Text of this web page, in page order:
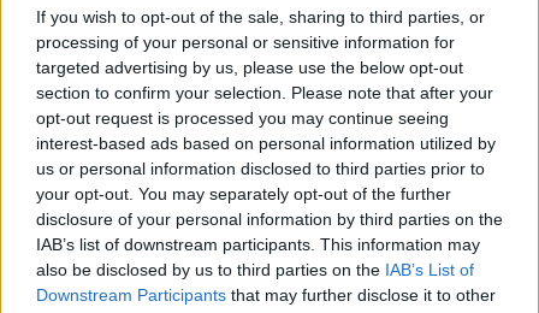
If you wish to opt-out of the sale, sharing to third parties, or
processing of your personal or sensitive information for
targeted advertising by us, please use the below opt-out
section to confirm your selection. Please note that after your
opt-out request is processed you may continue seeing
interest-based ads based on personal information utilized by
us or personal information disclosed to third parties prior to
your opt-out. You may separately opt-out of the further
disclosure of your personal information by third parties on the
IAB’s list of downstream participants. This information may
also be disclosed by us to third parties on the IAB’s List of
Downstream Participants that may further disclose it to other
A Twitter igazgatótanácsa elfogadta a milliárdos
Elon Musk ajánlatát a közösségi médiavállalat
megvásárlására és zártkörűvé tételére - erősítette
meg a vállalat a CNBC szerint. Musk 54,2 dollárt
fizet egy papírért, a 44 milliárd dolláros vételárból
25,5 milliárd dollárt bankok segítségével teremt
elő, amivel a tranzakció a legnagyobb hitellel
történő kivásárlássá (leveraged buyout) válhat a
tőzsdei vállalatok történetében. A Twitter
árfolyama 6% feletti pluszban, 52 dollár körül